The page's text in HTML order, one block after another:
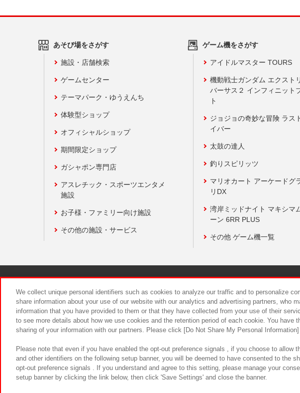
あそび場をさがす
施設・店舗検索
ゲームセンター
テーマパーク・ゆうえんち
体験型ショップ
オフィシャルショップ
期間限定ショップ
ガシャポン専門店
アスレチック・スポーツエンタメ
施設
お子様・ファミリー向け施設
その他の施設・サービス
ゲーム機をさがす
アイドルマスター TOURS
機動戦士ガンダム エクスト
バーサス２ インフィニット
ト
ジョジョの奇妙な冒険 ラス
イバー
太鼓の達人
釣りスピリッツ
マリオカート アーケードグ
リDX
湾岸ミッドナイト マキシマ
ーン 6RR PLUS
その他 ゲーム機一覧
食品のご提供について カスタマ
We collect unique personal identifiers such as cookies to analyze our traffic and to personalize
share information about your use of our website with our analytics and advertising partners, who
information that you have provided to them or that they have collected from your use of their
to see more details about how we use cookies and the retention period of each cookie. You have
sharing of your information with our partners. Please click [Do Not Share My Personal
Please note that even if you have enabled the opt-out preference signals , if you choose to allow
and other identifiers on the following setup banner, you will be deemed to have consented to the
opt-out preference signals . If you understand and agree to this setting, please manage your
setup banner by clicking the link below, then click 'Save Settings' and close the banner.